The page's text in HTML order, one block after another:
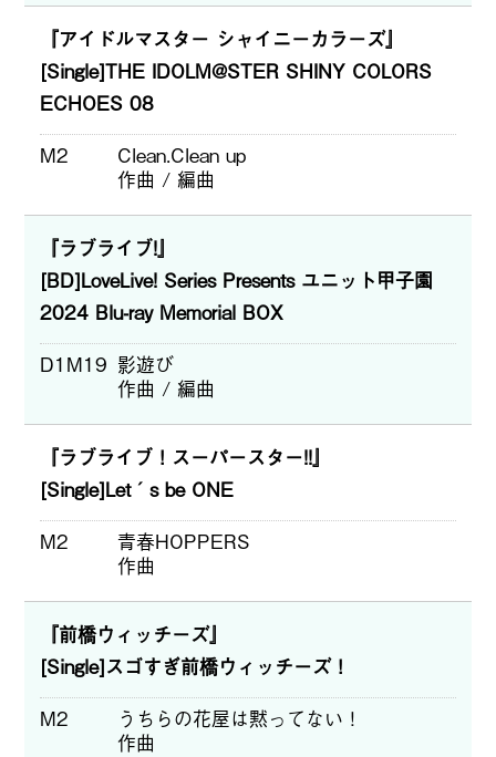
『アイドルマスター シャイニーカラーズ』
[Single]THE IDOLM@STER SHINY COLORS
ECHOES 08
M2
Clean.Clean up
作曲 / 編曲
『ラブライブ!』
[BD]LoveLive! Series Presents ユニット甲子園
2024 Blu-ray Memorial BOX
D1M19 影遊び
作曲 / 編曲
『ラブライブ！スーパースター!!』
[Single]Let´s be ONE
M2
青春HOPPERS
作曲
『前橋ウィッチーズ』
[Single]スゴすぎ前橋ウィッチーズ！
M2
うちらの花屋は黙ってない！
作曲